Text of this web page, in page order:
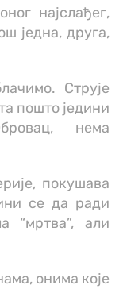
најслађег,
једна, друга,
Струје
пошто једини
нема
покушава
се да ради
“мртва”, али
онима које